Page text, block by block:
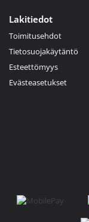
Lakitiedot
Toimitusehdot
Tietosuojakäytäntö
Esteettömyys
Evästeasetukset